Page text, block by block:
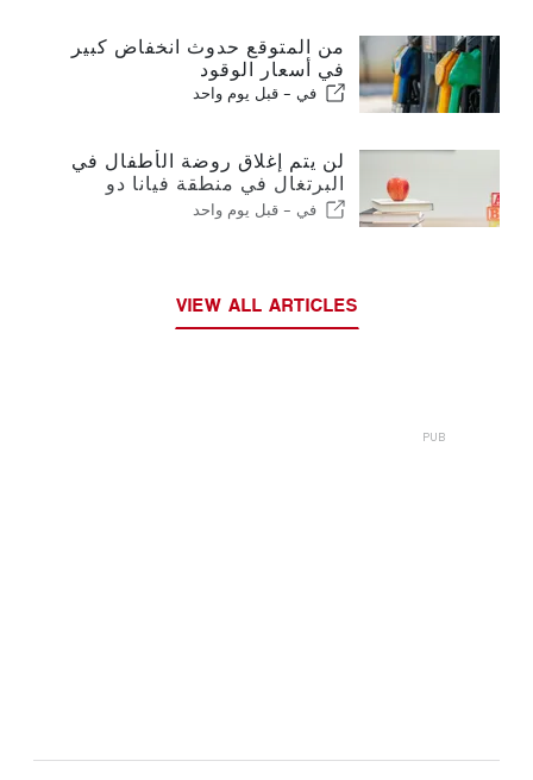
من المتوقع حدوث انخفاض كبير
في أسعار الوقود
في - قبل يوم واحد
لن يتم إغلاق روضة الأطفال في
البرتغال في منطقة فيانا دو
كاستيلو
في - قبل يوم واحد
VIEW ALL ARTICLES